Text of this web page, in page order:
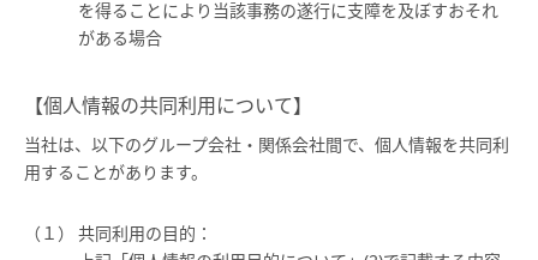
を得ることにより当該事務の遂行に支障を及ぼすおそれ
がある場合
【個人情報の共同利用について】
当社は、以下のグループ会社・関係会社間で、個人情報を共同利
用することがあります。
共同利用の目的：